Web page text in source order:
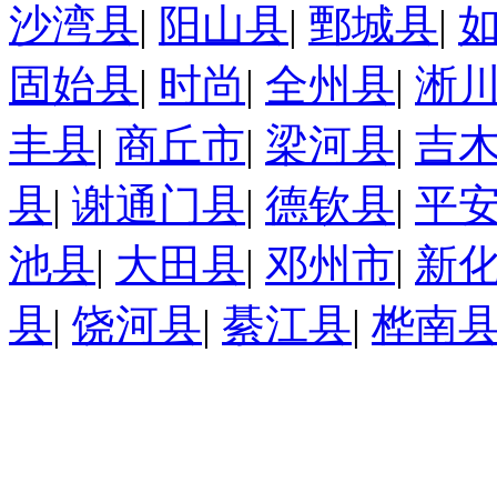
沙湾县| 阳山县| 鄄城县|
固始县| 时尚| 全州县| 淅
丰县| 商丘市| 梁河县| 吉
县| 谢通门县| 德钦县| 平
池县| 大田县| 邓州市| 新
县| 饶河县| 綦江县| 桦南